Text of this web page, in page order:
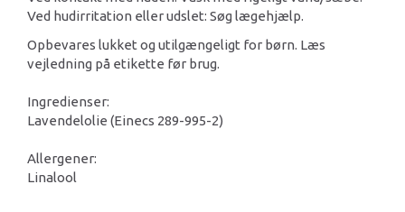
Ved hudirritation eller udslet: Søg lægehjælp.
Opbevares lukket og utilgængeligt for børn. Læs
vejledning på etikette før brug.
Ingredienser:
Lavendelolie (Einecs 289-995-2)
Allergener:
Linalool